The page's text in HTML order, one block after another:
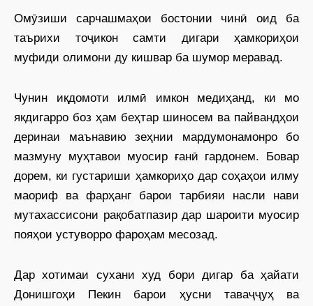
Омӯзиши сарчашмаҳои бостонии чинӣ оид ба
таърихи тоҷикон самти дигари ҳамкориҳои
муфиди олимони ду кишвар ба шумор меравад.
Чунин иқдомоти илмӣ имкон медиҳанд, ки мо
якдигарро боз ҳам беҳтар шиносем ва пайвандҳои
деринаи маънавию зеҳнии мардумонамонро бо
мазмуну муҳтавои муосир ғанӣ гардонем. Бовар
дорем, ки густариши ҳамкориҳо дар соҳаҳои илму
маориф ва фарҳанг барои тарбияи насли нави
мутахассисони рақобатпазир дар шароити муосир
пояҳои устуворро фароҳам месозад.
Дар хотимаи сухани худ бори дигар ба ҳайати
Донишгоҳи Пекин барои ҳусни таваҷҷуҳ ва